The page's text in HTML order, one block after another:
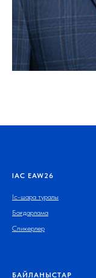
IAC EAW26
Іс-шара туралы
Бағдарлама
Спикерлер
БАЙЛАНЫСТАР